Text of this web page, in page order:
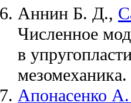
Аннин Б. Д.,
Численное
в
Апонасенко